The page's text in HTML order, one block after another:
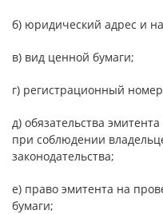
б) юридический адрес и
в) вид ценной бумаги;
г) регистрационный
д) обязательства
при соблюдении
законодательства;
е) право эмитента на
бумаги;